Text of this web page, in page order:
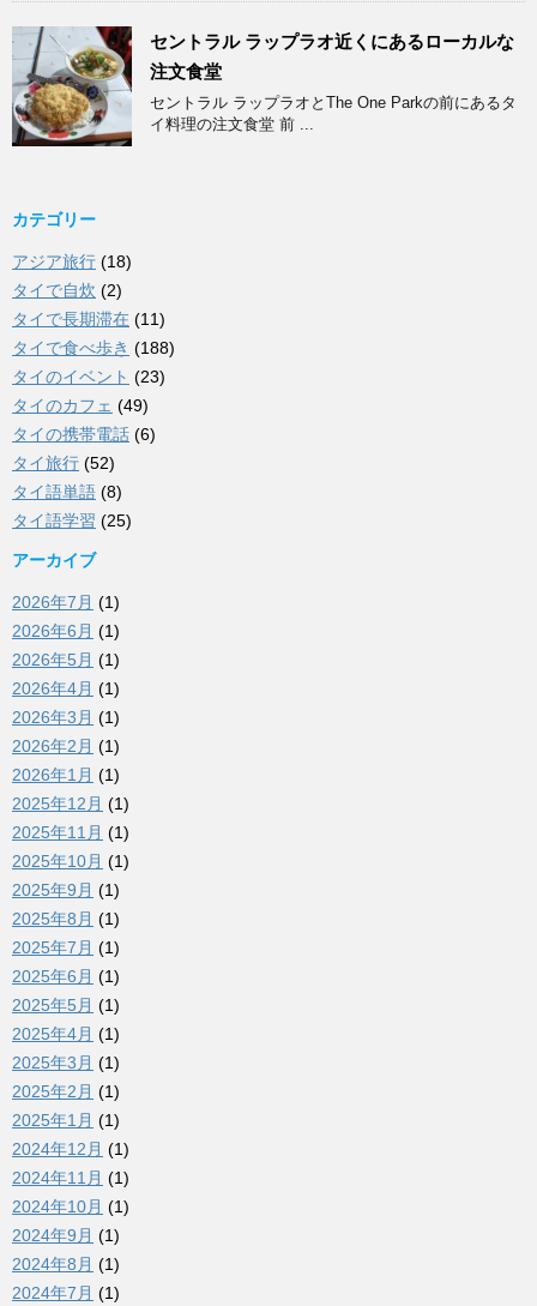
セントラル ラップラオ近くにあるローカルな
注文食堂
セントラル ラップラオとThe One Parkの前にあるタ
イ料理の注文食堂 前 ...
カテゴリー
アジア旅行 (18)
タイで自炊 (2)
タイで長期滞在 (11)
タイで食べ歩き (188)
タイのイベント (23)
タイのカフェ (49)
タイの携帯電話 (6)
タイ旅行 (52)
タイ語単語 (8)
タイ語学習 (25)
アーカイブ
2026年7月 (1)
2026年6月 (1)
2026年5月 (1)
2026年4月 (1)
2026年3月 (1)
2026年2月 (1)
2026年1月 (1)
2025年12月 (1)
2025年11月 (1)
2025年10月 (1)
2025年9月 (1)
2025年8月 (1)
2025年7月 (1)
2025年6月 (1)
2025年5月 (1)
2025年4月 (1)
2025年3月 (1)
2025年2月 (1)
2025年1月 (1)
2024年12月 (1)
2024年11月 (1)
2024年10月 (1)
2024年9月 (1)
2024年8月 (1)
2024年7月 (1)